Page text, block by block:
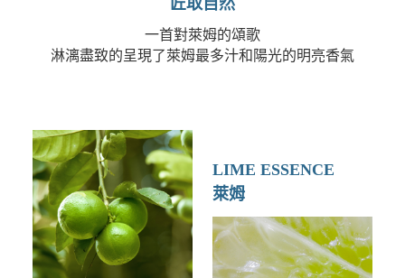
一首對萊姆的頌歌
淋漓盡致的呈現了萊姆最多汁和陽光的明亮香氣
LIME ESSENCE
萊姆